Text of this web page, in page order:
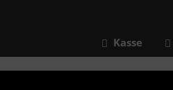
Kasse